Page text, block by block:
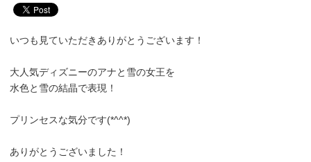
いつも見ていただきありがとうございます！
大人気ディズニーのアナと雪の女王を
水色と雪の結晶で表現！
プリンセスな気分です(*^^*)
ありがとうございました！